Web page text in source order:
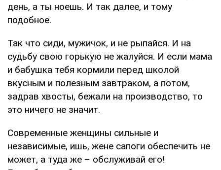
день, а ты ноешь. И так далее, и тому
подобное.
Так что сиди, мужичок, и не рыпайся. И на
судьбу свою горькую не жалуйся. И если мама
и бабушка тебя кормили перед школой
вкусным и полезным завтраком, а потом,
задрав хвосты, бежали на производство, то
это ничего не значит.
Современные женщины сильные и
независимые, ишь, жене сапоги обеспечить не
может, а туда же – обслуживай его!